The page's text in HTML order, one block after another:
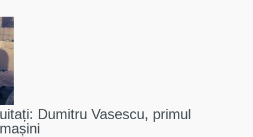
Dumitru Vasescu, primul